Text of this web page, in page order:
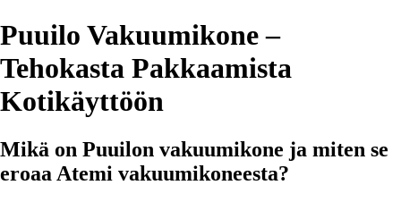
Puuilo Vakuumikone –
Tehokasta Pakkaamista
Kotikäyttöön
Mikä on Puuilon vakuumikone ja miten se
eroaa Atemi vakuumikoneesta?